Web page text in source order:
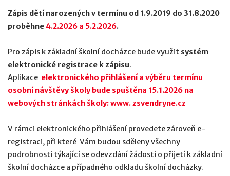
Zápis dětí narozených v termínu od 1.9.2019 do 31.8.2020
proběhne 4.2.2026 a 5.2.2026.
Pro zápis k základní školní docházce bude využit systém
elektronické registrace k zápisu.
Aplikace elektronického přihlášení a výběru termínu
osobní návštěvy školy bude spuštěna 15.1.2026 na
webových stránkách školy: www. zsvendryne.cz
V rámci elektronického přihlášení provedete zároveň e-
registraci, při které Vám budou sděleny všechny
podrobnosti týkající se odevzdání žádosti o přijetí k základní
školní docházce a případného odkladu školní docházky.